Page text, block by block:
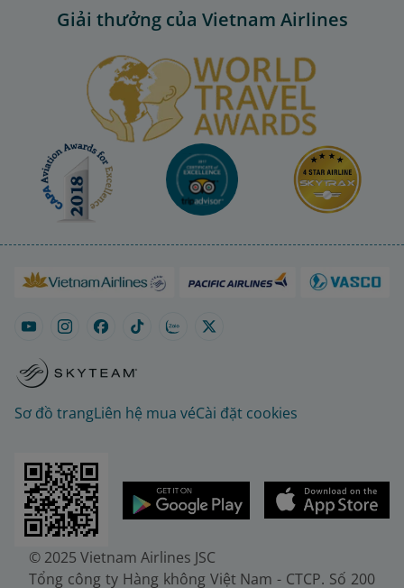
Giải thưởng của Vietnam Airlines
Sơ đồ trangLiên hệ mua véCài đặt cookies
© 2025 Vietnam Airlines JSC
Tổng công ty Hàng không Việt Nam - CTCP. Số 200